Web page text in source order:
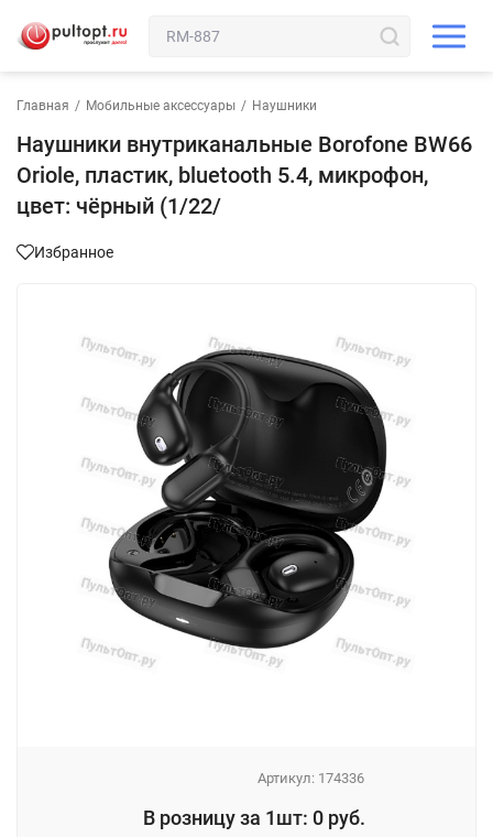
Главная / Мобильные аксессуары / Наушники
Наушники внутриканальные Borofone BW66
Oriole, пластик, bluetooth 5.4, микрофон,
цвет: чёрный (1/22/
Избранное
Артикул: 174336
В розницу за 1шт: 0 руб.